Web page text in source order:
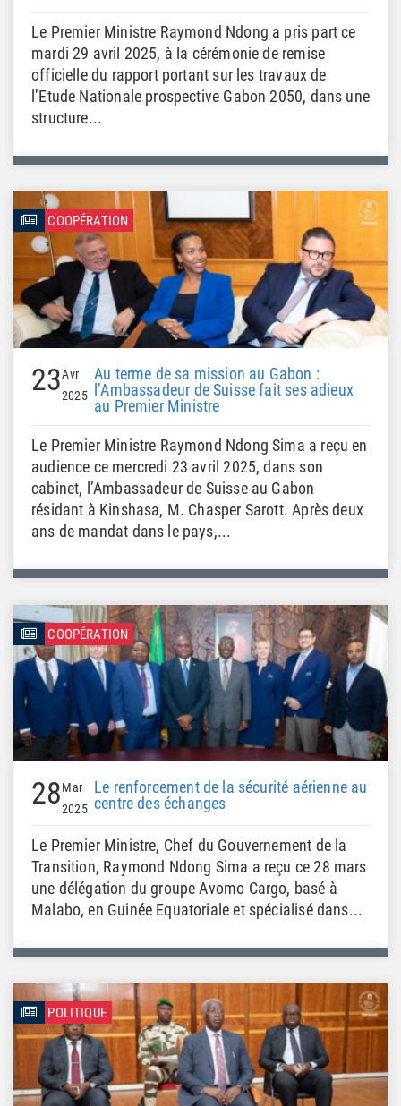
Le Premier Ministre Raymond Ndong a pris part ce
mardi 29 avril 2025, à la cérémonie de remise
officielle du rapport portant sur les travaux de
l’Etude Nationale prospective Gabon 2050, dans une
structure...
COOPÉRATION
23Avr
2025
Au terme de sa mission au Gabon :
l’Ambassadeur de Suisse fait ses adieux
au Premier Ministre
Le Premier Ministre Raymond Ndong Sima a reçu en
audience ce mercredi 23 avril 2025, dans son
cabinet, l’Ambassadeur de Suisse au Gabon
résidant à Kinshasa, M. Chasper Sarott. Après deux
ans de mandat dans le pays,...
COOPÉRATION
28Mar
2025
Le renforcement de la sécurité aérienne au
centre des échanges
Le Premier Ministre, Chef du Gouvernement de la
Transition, Raymond Ndong Sima a reçu ce 28 mars
une délégation du groupe Avomo Cargo, basé à
Malabo, en Guinée Equatoriale et spécialisé dans...
POLITIQUE